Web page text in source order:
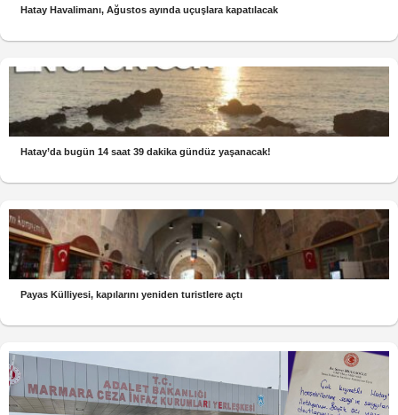
Hatay Havalimanı, Ağustos ayında uçuşlara kapatılacak
Hatay’da bugün 14 saat 39 dakika gündüz yaşanacak!
Payas Külliyesi, kapılarını yeniden turistlere açtı